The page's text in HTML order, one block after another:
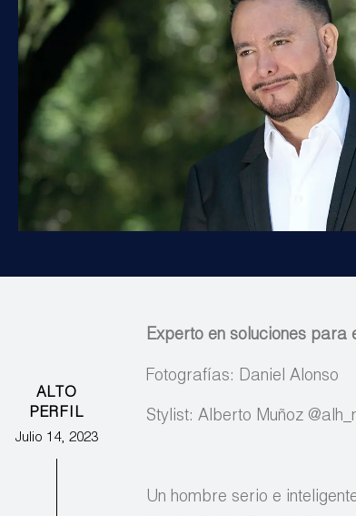
ALTO
PERFIL
Julio 14, 2023
Experto en soluciones
Fotografías: Daniel Alonso
Stylist: Alberto Muñoz
Un hombre serio e